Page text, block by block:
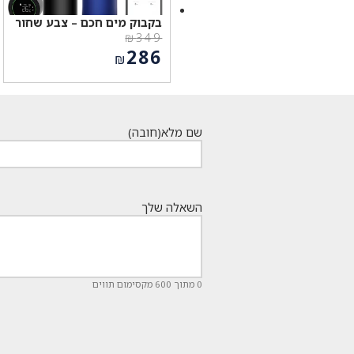
בקבוק מים חכם – צבע שחור
₪349
המחיר
המקורי
היה:
₪286
שם מלא(חובה)
השאלה שלך
0 מתוך 600 מקסימום תווים